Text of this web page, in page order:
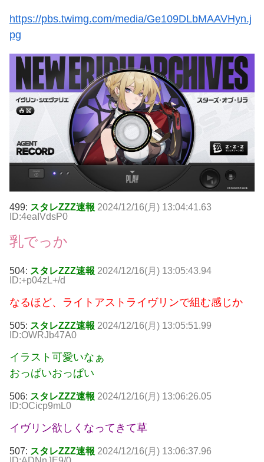
https://pbs.twimg.com/media/Ge109DLbMAAVHyn.j
pg
499: スタレZZZ速報 2024/12/16(月) 13:04:41.63
ID:4eaIVdsP0
乳でっか
504: スタレZZZ速報 2024/12/16(月) 13:05:43.94
ID:+p04zL+/d
なるほど、ライトアストライヴリンで組む感じか
505: スタレZZZ速報 2024/12/16(月) 13:05:51.99
ID:OWRJb47A0
イラスト可愛いなぁ
おっぱいおっぱい
506: スタレZZZ速報 2024/12/16(月) 13:06:26.05
ID:OCicp9mL0
イヴリン欲しくなってきて草
507: スタレZZZ速報 2024/12/16(月) 13:06:37.96